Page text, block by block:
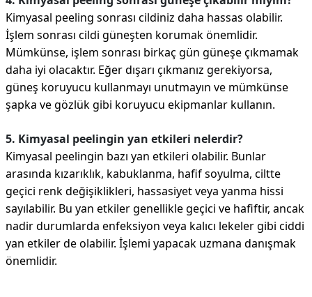
Kimyasal peeling sonrası cildiniz daha hassas olabilir.
İşlem sonrası cildi güneşten korumak önemlidir.
Mümkünse, işlem sonrası birkaç gün güneşe çıkmamak
daha iyi olacaktır. Eğer dışarı çıkmanız gerekiyorsa,
güneş koruyucu kullanmayı unutmayın ve mümkünse
şapka ve gözlük gibi koruyucu ekipmanlar kullanın.
5. Kimyasal peelingin yan etkileri nelerdir?
Kimyasal peelingin bazı yan etkileri olabilir. Bunlar
arasında kızarıklık, kabuklanma, hafif soyulma, ciltte
geçici renk değişiklikleri, hassasiyet veya yanma hissi
sayılabilir. Bu yan etkiler genellikle geçici ve hafiftir, ancak
nadir durumlarda enfeksiyon veya kalıcı lekeler gibi ciddi
yan etkiler de olabilir. İşlemi yapacak uzmana danışmak
önemlidir.